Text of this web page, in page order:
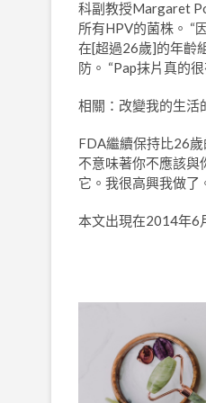
科副教授Margaret
所有HPV的菌株。 “
在[超過26歲]的年齡
防。 “Pap抹片真的
相關：改變我的生活
FDA繼續保持比26
不意味著你不應該與
它。我很高興我做了
本文出現在2014年6